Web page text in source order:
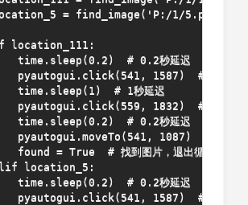
= find_image('P:/1/5.png')
# 0.2秒延迟
1587)  # 点击指定
# 1秒延迟
1832)  # 点击指定
# 0.2秒延迟
1087)  # 移动到
True  # 找到图片，退出循环
# 0.2秒延迟
1587)  # 点击指定